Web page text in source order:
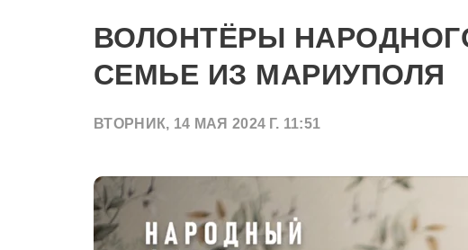
ВОЛОНТЁРЫ
СЕМЬЕ ИЗ МАРИУПОЛЯ
ВТОРНИК, 14 МАЯ 2024 Г. 11:51